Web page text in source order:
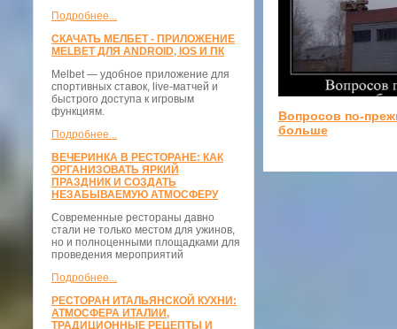
Подробнее...
СКАЧАТЬ МЕЛБЕТ - ПРИЛОЖЕНИЕ
MELBET ДЛЯ ANDROID, IOS И ПК
Melbet — удобное приложение для
спортивных ставок, live-матчей и
быстрого доступа к игровым
функциям.
Подробнее...
ВЕЧЕРИНКА В РЕСТОРАНЕ: КАК
ОРГАНИЗОВАТЬ ЯРКИЙ
ПРАЗДНИК И СОЗДАТЬ
НЕЗАБЫВАЕМУЮ АТМОСФЕРУ
Современные рестораны давно
стали не только местом для ужинов,
но и полноценными площадками для
проведения мероприятий
Подробнее...
РЕСТОРАН ИТАЛЬЯНСКОЙ КУХНИ:
АТМОСФЕРА ИТАЛИИ,
ТРАДИЦИОННЫЕ РЕЦЕПТЫ И
Вопросов по-
больше